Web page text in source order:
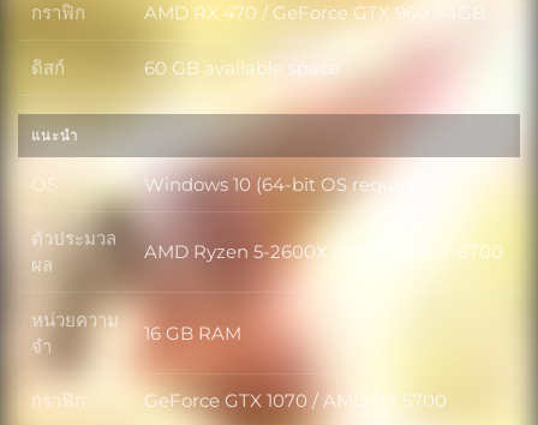
กราฟิก กราฟิก
AMD RX 470 / GeForce GTX 960 - 4GB
ดิสก์ ดิสก์
60 GB available space
แนะนำ
OS OS
Windows 10 (64-bit OS required)
ตัวประมวล
ผล
ตัวประมวลผล
AMD Ryzen 5-2600X / Intel Core i7-6700
หน่วยความ
จำ
หน่วยความจำ
16 GB RAM
กราฟิก กราฟิก
GeForce GTX 1070 / AMD RX 5700